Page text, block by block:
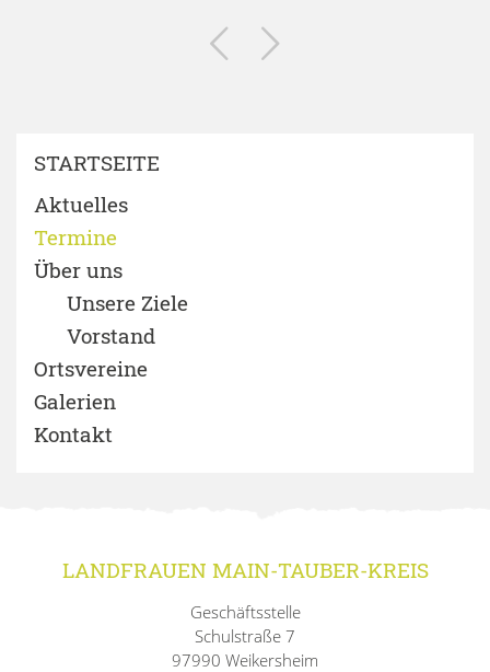
STARTSEITE
Aktuelles
Termine
Über uns
Unsere Ziele
Vorstand
Ortsvereine
Galerien
Kontakt
LANDFRAUEN MAIN-TAUBER-KREIS
Geschäftsstelle
Schulstraße 7
97990 Weikersheim